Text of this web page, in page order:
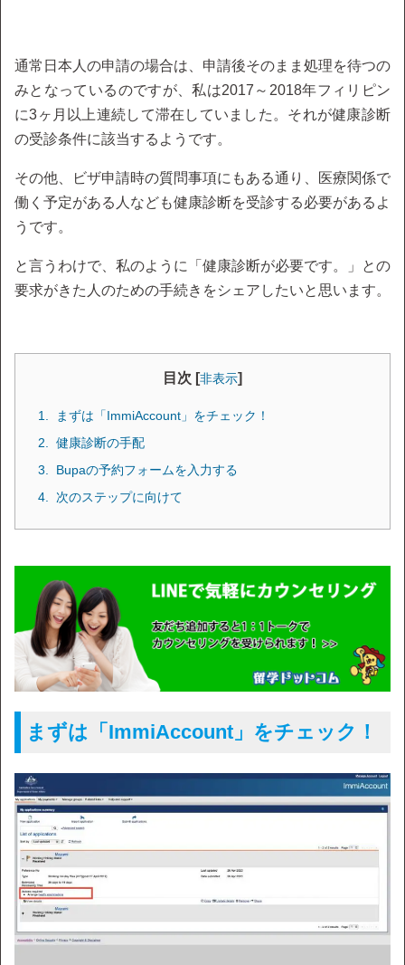
通常日本人の申請の場合は、申請後そのまま処理を待つの
みとなっているのですが、私は2017～2018年フィリピン
に3ヶ月以上連続して滞在していました。それが健康診断
の受診条件に該当するようです。
その他、ビザ申請時の質問事項にもある通り、医療関係で
働く予定がある人なども健康診断を受診する必要があるよ
うです。
と言うわけで、私のように「健康診断が必要です。」との
要求がきた人のための手続きをシェアしたいと思います。
目次 [非表示]
まずは「ImmiAccount」をチェック！
健康診断の手配
Bupaの予約フォームを入力する
次のステップに向けて
まずは「ImmiAccount」をチェック！